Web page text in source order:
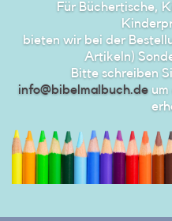
Für Büchertische,
bieten wir bei der
Artikeln)
Bitte schreiben
info@bibelmalbuch.deum